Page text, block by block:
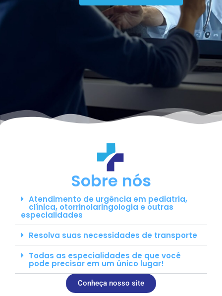
Sobre nós
Atendimento de urgência em pediatria,
clínica, otorrinolaringologia e outras
especialidades
Resolva suas necessidades de transporte
Todas as especialidades de que você
pode precisar em um único lugar!
Conheça nosso site